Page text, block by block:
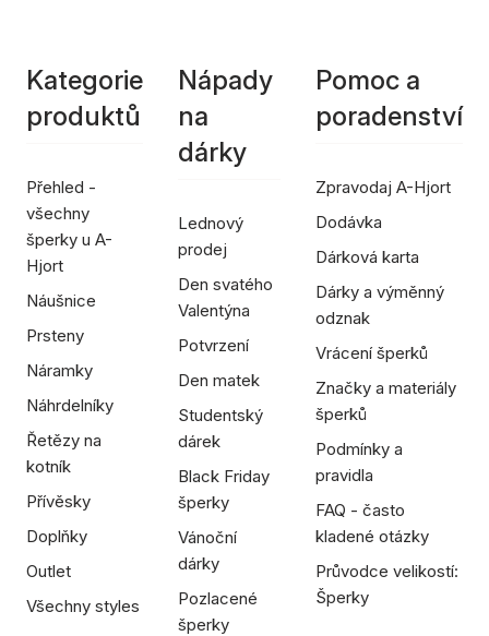
Kategorie
produktů
Přehled -
všechny
šperky u A-
Hjort
Náušnice
Prsteny
Náramky
Náhrdelníky
Řetězy na
kotník
Přívěsky
Doplňky
Outlet
Všechny styles
Nápady
na
dárky
Lednový
prodej
Den svatého
Valentýna
Potvrzení
Den matek
Studentský
dárek
Black Friday
šperky
Vánoční
dárky
Pozlacené
šperky
Pomoc a
poradenství
Zpravodaj A-Hjort
Dodávka
Dárková karta
Dárky a výměnný
odznak
Vrácení šperků
Značky a materiály
šperků
Podmínky a
pravidla
FAQ - často
kladené otázky
Průvodce velikostí:
Šperky